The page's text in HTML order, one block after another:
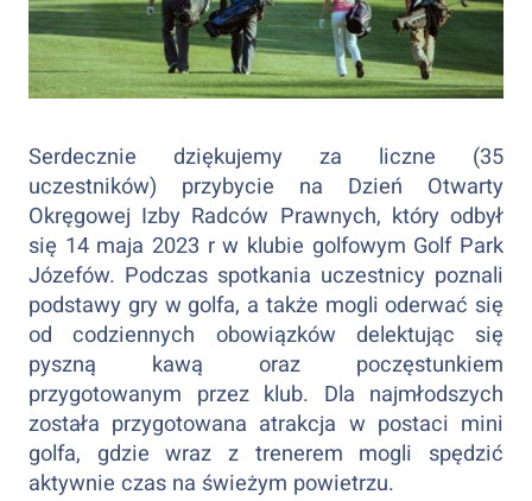
Serdecznie dziękujemy za liczne (35
uczestników) przybycie na Dzień Otwarty
Okręgowej Izby Radców Prawnych, który odbył
się 14 maja 2023 r w klubie golfowym Golf Park
Józefów. Podczas spotkania uczestnicy poznali
podstawy gry w golfa, a także mogli oderwać się
od codziennych obowiązków delektując się
pyszną kawą oraz poczęstunkiem
przygotowanym przez klub. Dla najmłodszych
została przygotowana atrakcja w postaci mini
golfa, gdzie wraz z trenerem mogli spędzić
aktywnie czas na świeżym powietrzu.